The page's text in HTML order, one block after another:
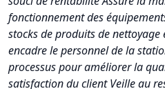
fonctionnement des
stocks de produits de
encadre le personnel de la
processus pour améliorer la
satisfaction du client Veille au